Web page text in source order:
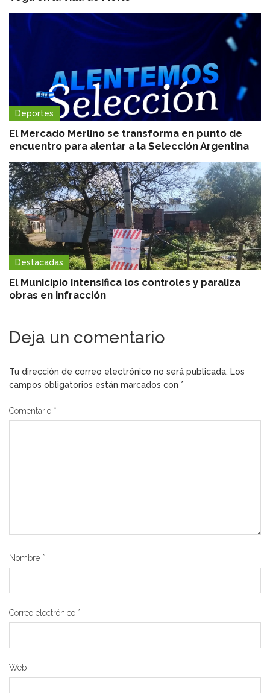
Deportes
El Mercado Merlino se transforma en punto de
encuentro para alentar a la Selección Argentina
Destacadas
El Municipio intensifica los controles y paraliza
obras en infracción
Deja un comentario
Tu dirección de correo electrónico no será publicada. Los
campos obligatorios están marcados con *
Comentario *
Nombre *
Correo electrónico *
Web